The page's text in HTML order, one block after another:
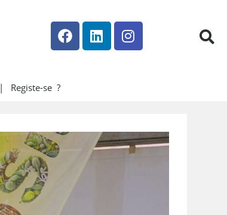
| Registe-se ?